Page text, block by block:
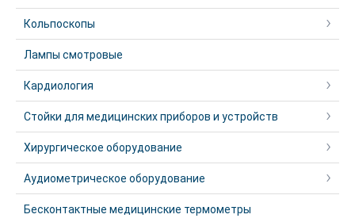
Кольпоскопы
Лампы смотровые
Кардиология
Стойки для медицинских приборов и устройств
Хирургическое оборудование
Аудиометрическое оборудование
Бесконтактные медицинские термометры